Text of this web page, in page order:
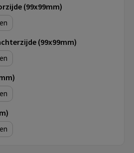
(99x99mm)
(99x99mm)